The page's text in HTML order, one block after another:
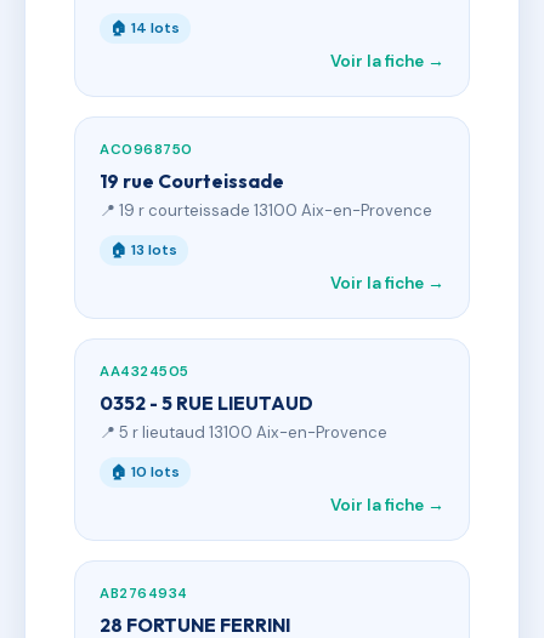
🏠 14 lots
Voir la fiche →
AC0968750
19 rue Courteissade
📍 19 r courteissade 13100 Aix-en-Provence
🏠 13 lots
Voir la fiche →
AA4324505
0352 - 5 RUE LIEUTAUD
📍 5 r lieutaud 13100 Aix-en-Provence
🏠 10 lots
Voir la fiche →
AB2764934
28 FORTUNE FERRINI